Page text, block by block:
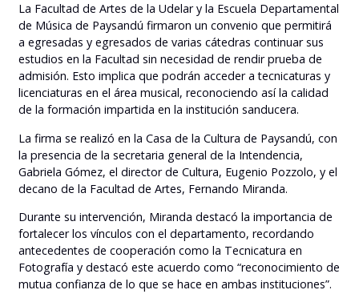
La Facultad de Artes de la Udelar y la Escuela Departamental
de Música de Paysandú firmaron un convenio que permitirá
a egresadas y egresados de varias cátedras continuar sus
estudios en la Facultad sin necesidad de rendir prueba de
admisión. Esto implica que podrán acceder a tecnicaturas y
licenciaturas en el área musical, reconociendo así la calidad
de la formación impartida en la institución sanducera.
La firma se realizó en la Casa de la Cultura de Paysandú, con
la presencia de la secretaria general de la Intendencia,
Gabriela Gómez, el director de Cultura, Eugenio Pozzolo, y el
decano de la Facultad de Artes, Fernando Miranda.
Durante su intervención, Miranda destacó la importancia de
fortalecer los vínculos con el departamento, recordando
antecedentes de cooperación como la Tecnicatura en
Fotografía y destacó este acuerdo como “reconocimiento de
mutua confianza de lo que se hace en ambas instituciones”.